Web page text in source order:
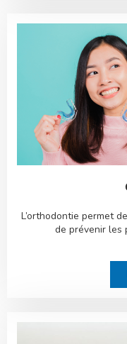
L’orthodontie permet
de prévenir les